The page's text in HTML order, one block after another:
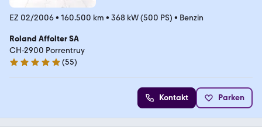
EZ 02/2006• 160.500 km • 368 kW (500 PS) • Benzin
Roland Affolter SA
CH-2900 Porrentruy
5 Sterne
(55)
Kontakt Parken